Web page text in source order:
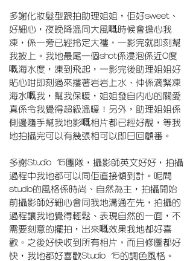
多謝化妝髮型跟拍助理姐姐，佢好sweet、
好細心，夜晚降溫同大風嘅時候會擔心我
凍，係一旁已經拎定大褸，一影完就即刻幫
我披上。我地最尾一個shot係浸泡係近0度
嘅海水度，凍到飛起，一影完後助理姐姐好
貼心咁即刻過來摟著岩岩上水、仲係滴緊凍
海水嘅我，幫我保暖，姐姐發自內心的關愛
真係令我覺得超級溫暖！另外，助理姐姐係
側邊隨手幫我地影嘅相片都已經好靚，等我
地拍攝完可以有幾張相可以即日回顧番。
多謝Studio 15團隊，攝影師英文好好，拍攝
過程中我地都可以同佢直接傾到計。呢間
studio的風格係時尚、自然為主，拍攝開始
前攝影師好細心會同我地溝通左先，拍攝的
過程讓我地覺得輕鬆、表現自然的一面，不
需要刻意的擺拍，出來嘅效果我地都好喜
歡。之後好快收到所有相片，而且修圖都好
快，我地都好喜歡Studio 15的調色風格。